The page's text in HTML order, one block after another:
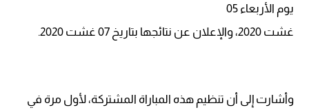
يوم الأربعاء 05
غشت 2020، والإعلان عن نتائجها بتاريخ 07 غشت 2020.
وأشارت إلى أن تنظيم هذه المباراة المشتركة، لأول مرة في